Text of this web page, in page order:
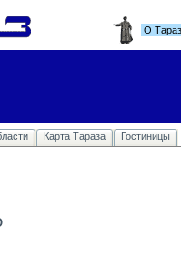
О
Карта Тараза Гостиницы